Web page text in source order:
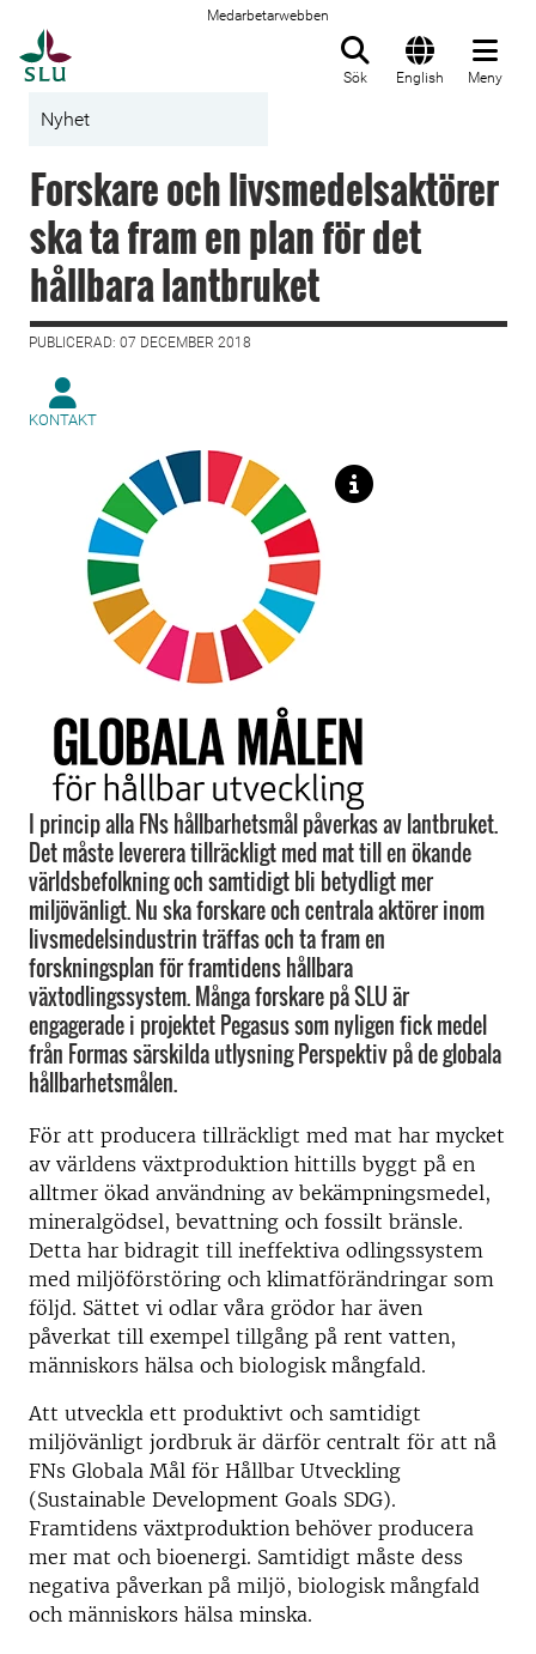
Medarbetarwebben
Sök English Meny
Nyhet
Forskare och livsmedelsaktörer
ska ta fram en plan för det
hållbara lantbruket
PUBLICERAD: 07 DECEMBER 2018
KONTAKT
I princip alla FNs hållbarhetsmål påverkas av lantbruket.
Det måste leverera tillräckligt med mat till en ökande
världsbefolkning och samtidigt bli betydligt mer
miljövänligt. Nu ska forskare och centrala aktörer inom
livsmedelsindustrin träffas och ta fram en
forskningsplan för framtidens hållbara
växtodlingssystem. Många forskare på SLU är
engagerade i projektet Pegasus som nyligen fick medel
från Formas särskilda utlysning Perspektiv på de globala
hållbarhetsmålen.
För att producera tillräckligt med mat har mycket
av världens växtproduktion hittills byggt på en
alltmer ökad användning av bekämpningsmedel,
mineralgödsel, bevattning och fossilt bränsle.
Detta har bidragit till ineffektiva odlingssystem
med miljöförstöring och klimatförändringar som
följd. Sättet vi odlar våra grödor har även
påverkat till exempel tillgång på rent vatten,
människors hälsa och biologisk mångfald.
Att utveckla ett produktivt och samtidigt
miljövänligt jordbruk är därför centralt för att nå
FNs Globala Mål för Hållbar Utveckling
(Sustainable Development Goals SDG).
Framtidens växtproduktion behöver producera
mer mat och bioenergi. Samtidigt måste dess
negativa påverkan på miljö, biologisk mångfald
och människors hälsa minska.